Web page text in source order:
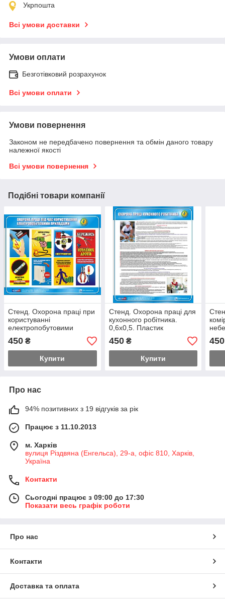
Укрпошта
Всі умови доставки
Умови оплати
Безготівковий розрахунок
Всі умови оплати
Умови повернення
Законом не передбачено повернення та обмін даного товару
належної якості
Всі умови повернення
Подібні товари компанії
Стенд. Охорона праці при
користуванні
електропобутовими
приладами. 0,6х0,5.
Пластик
450 ₴
Купити
Стенд. Охорона праці для
кухонного робітника.
0,6х0,5. Пластик
450₴
Купити
450
Про нас
94% позитивних з 19 відгуків за рік
Працює з 11.10.2013
м. Харків
вулиця Різдвяна (Енгельса), 29-а, офіс 810, Харків,
Україна
Контакти
Сьогодні працює з 09:00 до 17:30
Показати весь графік роботи
Про нас
Контакти
Доставка та оплата